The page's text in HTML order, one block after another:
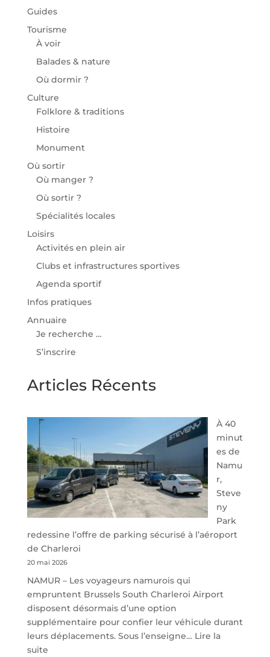
Guides
Tourisme
À voir
Balades & nature
Où dormir ?
Culture
Folklore & traditions
Histoire
Monument
Où sortir
Où manger ?
Où sortir ?
Spécialités locales
Loisirs
Activités en plein air
Clubs et infrastructures sportives
Agenda sportif
Infos pratiques
Annuaire
Je recherche …
S’inscrire
Articles Récents
À 40
minut
es de
Namu
r,
Steve
ny
Park
redessine l’offre de parking sécurisé à l’aéroport
de Charleroi
20 mai 2026
NAMUR – Les voyageurs namurois qui
empruntent Brussels South Charleroi Airport
disposent désormais d’une option
supplémentaire pour confier leur véhicule durant
leurs déplacements. Sous l’enseigne… Lire la
suite: